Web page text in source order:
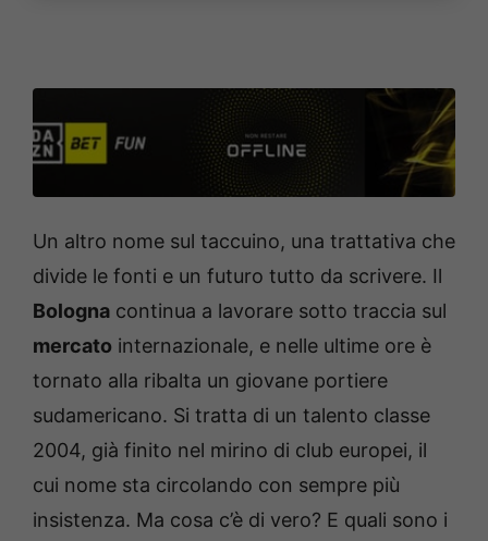
Un altro nome sul taccuino, una trattativa che
divide le fonti e un futuro tutto da scrivere. Il
Bologna continua a lavorare sotto traccia sul
mercato internazionale, e nelle ultime ore è
tornato alla ribalta un giovane portiere
sudamericano. Si tratta di un talento classe
2004, già finito nel mirino di club europei, il
cui nome sta circolando con sempre più
insistenza. Ma cosa c’è di vero? E quali sono i